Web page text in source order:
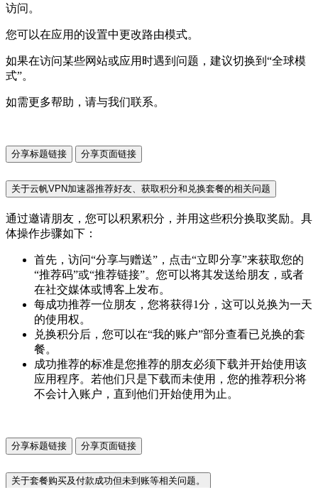
访问。
您可以在应用的设置中更改路由模式。
如果在访问某些网站或应用时遇到问题，建议切换到“全球模
式”。
如需更多帮助，请与我们联系。
分享标题链接 分享页面链接
关于云帆VPN加速器推荐好友、获取积分和兑换套餐的相关问题
通过邀请朋友，您可以积累积分，并用这些积分换取奖励。具
体操作步骤如下：
首先，访问“分享与赠送”，点击“立即分享”来获取您的
“推荐码”或“推荐链接”。您可以将其发送给朋友，或者
在社交媒体或博客上发布。
每成功推荐一位朋友，您将获得1分，这可以兑换为一天
的使用权。
兑换积分后，您可以在“我的账户”部分查看已兑换的套
餐。
成功推荐的标准是您推荐的朋友必须下载并开始使用该
应用程序。若他们只是下载而未使用，您的推荐积分将
不会计入账户，直到他们开始使用为止。
分享标题链接 分享页面链接
关于套餐购买及付款成功但未到账等相关问题。